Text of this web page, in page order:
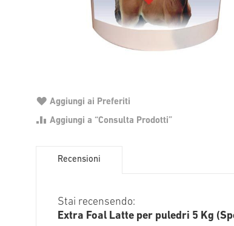
Aggiungi ai Preferiti
Aggiungi a “Consulta Prodotti”
all'inizio
Recensioni
Stai recensendo:
Extra Foal Latte per puledri 5 Kg